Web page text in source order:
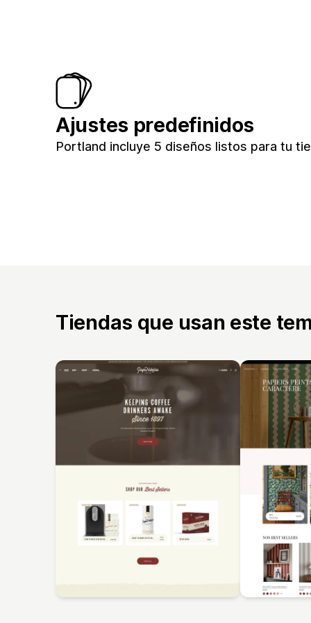
Ajustes predefinidos
Portland incluye 5 diseños listos para tu
Tiendas que usan este